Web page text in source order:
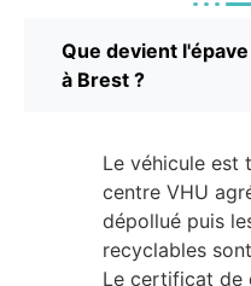
Que devient
à Brest ?
Le véhicule est
centre VHU
dépollué puis
recyclables
Le certificat de